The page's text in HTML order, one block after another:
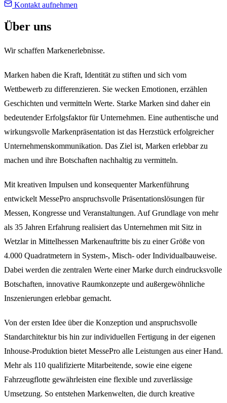
Kontakt aufnehmen
Über uns
Wir schaffen Markenerlebnisse.
Marken haben die Kraft, Identität zu stiften und sich vom
Wettbewerb zu differenzieren. Sie wecken Emotionen, erzählen
Geschichten und vermitteln Werte. Starke Marken sind daher ein
bedeutender Erfolgsfaktor für Unternehmen. Eine authentische und
wirkungsvolle Markenpräsentation ist das Herzstück erfolgreicher
Unternehmenskommunikation. Das Ziel ist, Marken erlebbar zu
machen und ihre Botschaften nachhaltig zu vermitteln.
Mit kreativen Impulsen und konsequenter Markenführung
entwickelt MessePro anspruchsvolle Präsentationslösungen für
Messen, Kongresse und Veranstaltungen. Auf Grundlage von mehr
als 35 Jahren Erfahrung realisiert das Unternehmen mit Sitz in
Wetzlar in Mittelhessen Markenauftritte bis zu einer Größe von
4.000 Quadratmetern in System-, Misch- oder Individualbauweise.
Dabei werden die zentralen Werte einer Marke durch eindrucksvolle
Botschaften, innovative Raumkonzepte und außergewöhnliche
Inszenierungen erlebbar gemacht.
Von der ersten Idee über die Konzeption und anspruchsvolle
Standarchitektur bis hin zur individuellen Fertigung in der eigenen
Inhouse-Produktion bietet MessePro alle Leistungen aus einer Hand.
Mehr als 110 qualifizierte Mitarbeitende, sowie eine eigene
Fahrzeugflotte gewährleisten eine flexible und zuverlässige
Umsetzung. So entstehen Markenwelten, die durch kreative